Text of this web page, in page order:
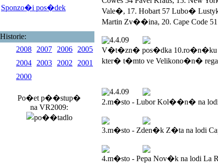
Sponzo�i pos�dek
Historie:
2008
2007 2006
2005
2004
2003 2002
2001
2000
Po�et p��stup�
na VR2009:
Vale�, 17. Hobart 57 Lubo�
Martin Zv��ina, 20. Cape Code 51
4.4.09
V�t�zn� pos�dka 10.ro�n�ku
kter� t�mto ve Velikono�n�
4.4.09
2.m�sto - Lubor Kol��n� na
3.m�sto - Zden�k Z�ta na lodi
4.m�sto - Pepa Nov�k na lodi La